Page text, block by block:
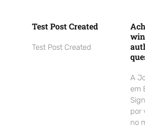
Test Post Created
Test Post Created
A
em
por
no